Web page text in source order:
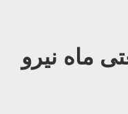
ماه نیرو